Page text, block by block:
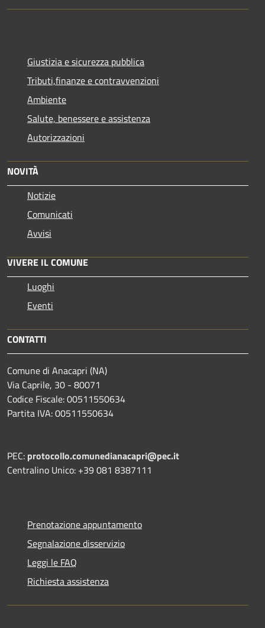
Giustizia e sicurezza pubblica
Tributi,finanze e contravvenzioni
Ambiente
Salute, benessere e assistenza
Autorizzazioni
NOVITÀ
Notizie
Comunicati
Avvisi
VIVERE IL COMUNE
Luoghi
Eventi
CONTATTI
Comune di Anacapri (NA)
Via Caprile, 30 - 80071
Codice Fiscale: 00511550634
Partita IVA: 00511550634
PEC: protocollo.comunedianacapri@pec.it
Centralino Unico: +39 081 8387111
Prenotazione appuntamento
Segnalazione disservizio
Leggi le FAQ
Richiesta assistenza